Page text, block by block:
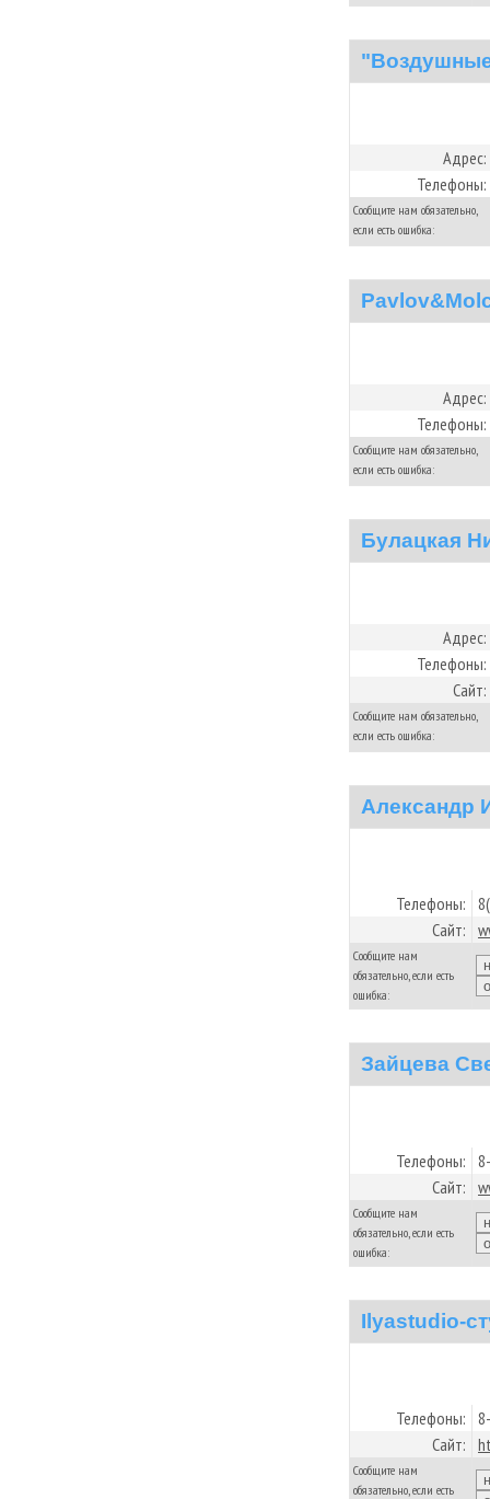
Адрес:
Телефоны:
Сообщите нам обязательно,
если есть ошибка:
Адрес:
Телефоны:
Сообщите нам обязательно,
если есть ошибка:
Булацкая
Адрес:
Телефоны:
Сайт:
Сообщите нам обязательно,
если есть ошибка:
Александр
Телефоны:
Сайт:
Сообщите нам
обязательно, если есть
ошибка:
Зайцева
Телефоны:
Сайт:
Сообщите нам
обязательно, если есть
ошибка:
Ilyastudio-
Телефоны:
Сайт:
Сообщите нам
обязательно, если есть